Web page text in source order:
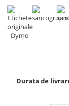
Cuie Rapid
Ciocane de
folie anticondens
Surubelnite
(Engineer)
Surubelnite VDE
Durata de